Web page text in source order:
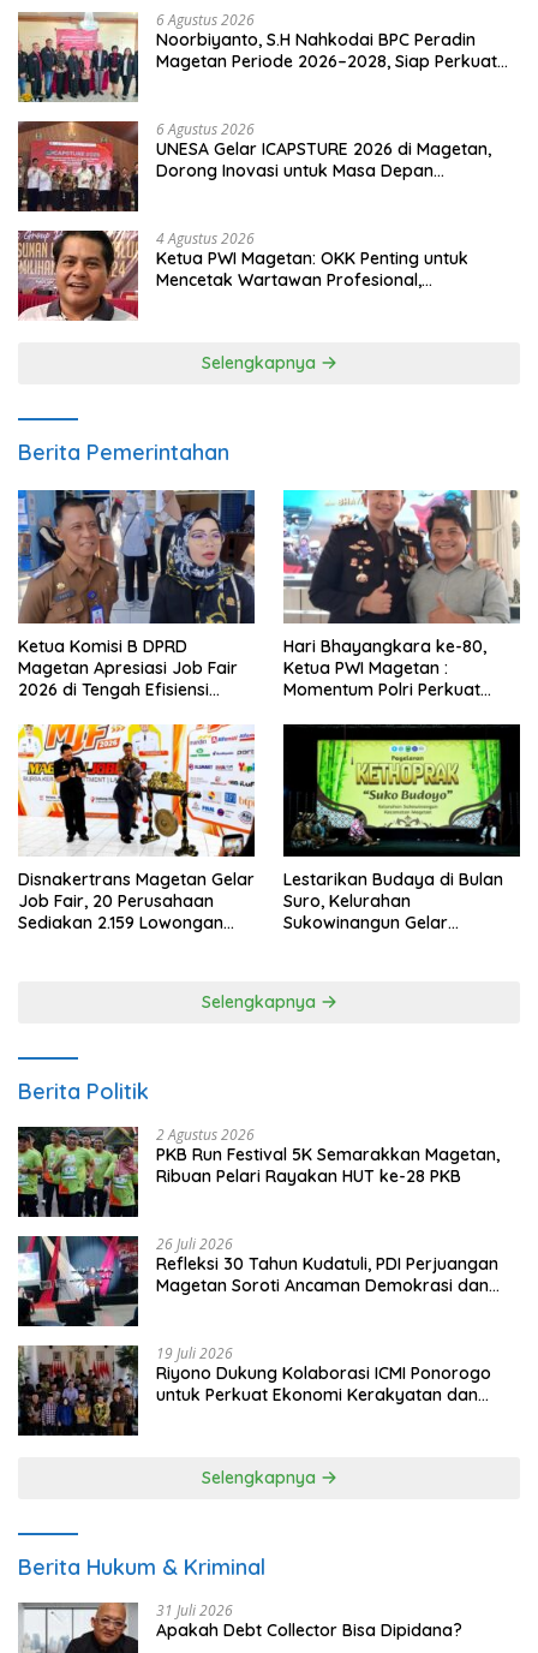
6 Agustus 2026
Noorbiyanto, S.H Nahkodai BPC Peradin
Magetan Periode 2026–2028, Siap Perkuat
6 Agustus 2026
UNESA Gelar ICAPSTURE 2026 di Magetan,
Dorong Inovasi untuk Masa Depan
4 Agustus 2026
Ketua PWI Magetan: OKK Penting untuk
Mencetak Wartawan Profesional,
Selengkapnya
Berita Pemerintahan
Ketua Komisi B DPRD
Magetan Apresiasi Job Fair
2026 di Tengah Efisiensi
Hari Bhayangkara ke-80,
Ketua PWI Magetan :
Momentum Polri Perkuat
Disnakertrans Magetan Gelar
Job Fair, 20 Perusahaan
Sediakan 2.159 Lowongan
Lestarikan Budaya di Bulan
Suro, Kelurahan
Sukowinangun Gelar
Selengkapnya
Berita Politik
2 Agustus 2026
PKB Run Festival 5K Semarakkan Magetan,
Ribuan Pelari Rayakan HUT ke-28 PKB
26 Juli 2026
Refleksi 30 Tahun Kudatuli, PDI Perjuangan
Magetan Soroti Ancaman Demokrasi dan
19 Juli 2026
Riyono Dukung Kolaborasi ICMI Ponorogo
untuk Perkuat Ekonomi Kerakyatan dan
Selengkapnya
Berita Hukum & Kriminal
31 Juli 2026
Apakah Debt Collector Bisa Dipidana?